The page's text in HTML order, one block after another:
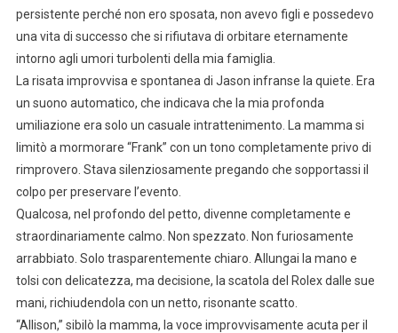
persistente perché non ero sposata, non avevo figli e possedevo
una vita di successo che si rifiutava di orbitare eternamente
intorno agli umori turbolenti della mia famiglia.
La risata improvvisa e spontanea di Jason infranse la quiete. Era
un suono automatico, che indicava che la mia profonda
umiliazione era solo un casuale intrattenimento. La mamma si
limitò a mormorare “Frank” con un tono completamente privo di
rimprovero. Stava silenziosamente pregando che sopportassi il
colpo per preservare l’evento.
Qualcosa, nel profondo del petto, divenne completamente e
straordinariamente calmo. Non spezzato. Non furiosamente
arrabbiato. Solo trasparentemente chiaro. Allungai la mano e
tolsi con delicatezza, ma decisione, la scatola del Rolex dalle sue
mani, richiudendola con un netto, risonante scatto.
“Allison,” sibilò la mamma, la voce improvvisamente acuta per il